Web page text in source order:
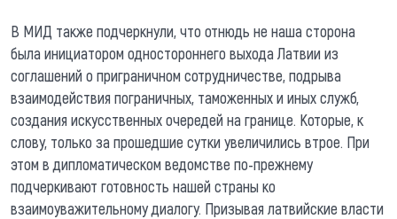
В МИД также подчеркнули, что отнюдь не наша сторона
была инициатором одностороннего выхода Латвии из
соглашений о приграничном сотрудничестве, подрыва
взаимодействия пограничных, таможенных и иных служб,
создания искусственных очередей на границе. Которые, к
слову, только за прошедшие сутки увеличились втрое. При
этом в дипломатическом ведомстве по-прежнему
подчеркивают готовность нашей страны ко
взаимоуважительному диалогу. Призывая латвийские власти